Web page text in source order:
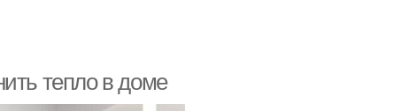
тепло в доме